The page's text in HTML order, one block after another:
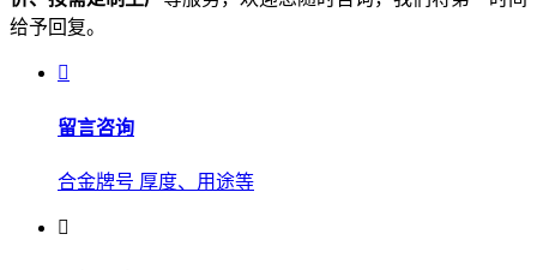
给予回复。
留言咨询
合金牌号 厚度、用途等